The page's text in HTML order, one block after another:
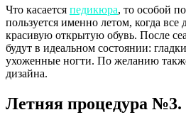
Что касается педикюра, то особой
пользуется именно летом, когда
красивую открытую обувь. После
будут в идеальном состоянии:
ухоженные ногти. По желанию
дизайна.
Летняя процедура